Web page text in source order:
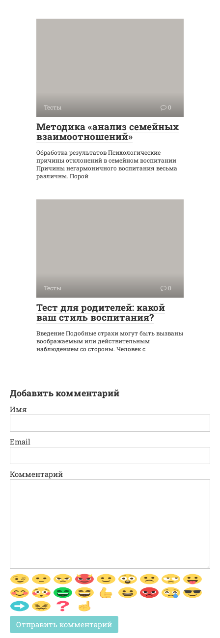
Тесты 0
Методика «анализ семейных
взаимоотношений»
Обработка результатов Психологические
причины отклонений в семейном воспитании
Причины негармоничного воспитания весьма
различны. Порой
Тесты 0
Тест для родителей: какой
ваш стиль воспитания?
Введение Подобные страхи могут быть вызваны
воображаемым или действительным
наблюдением со стороны. Человек с
Добавить комментарий
Имя
Email
Комментарий